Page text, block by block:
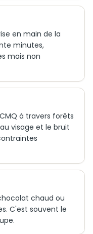
en main de la
minutes,
mais non
à travers forêts
visage et le bruit
chaud ou
C'est souvent le